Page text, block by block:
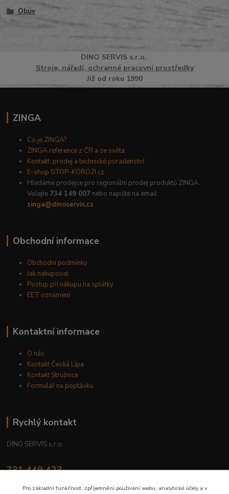
Obuv
DINO SERVISs.r.o.
Stroje, nářadí, ochranné pracovní prostředky
Již od roku 1990
ZINGA
Co je ZINGA?
ZINGA reference z ČR a ze světa
Kontakt: prodej a technické poradenství
E-shop STOP-KOROZI.cz
Hledáme prodejce pro regionální prodej produktů ZINGA.
Volejte 734 149 007 nebo napište na email:
zinga@dinoservis.cz
Obchodní informace
Obchodní podmínky
Jak nakupovat
Postup při nákupu na splátky
EET oznámení
Kontaktní informace
O nás
Kontakt Česká Lípa
Kontakt Stružnice
Formulář na poptávku
Rychlý kontakt
DINO SERVIS s.r.o.
731 449 423
Pro základní funkčnost, zpříjemnění používání webu, analytické účely a v